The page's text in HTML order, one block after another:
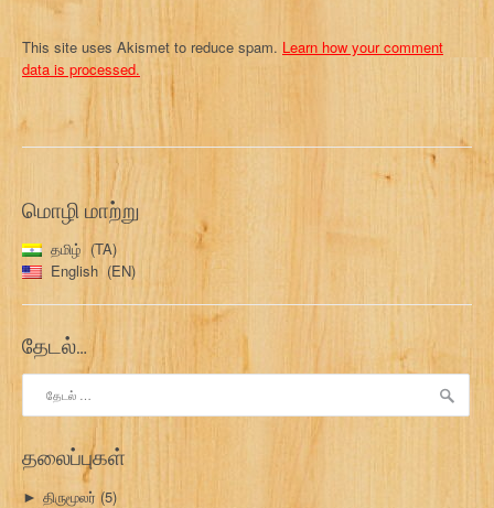
This site uses Akismet to reduce spam. Learn how your comment
data is processed.
மொழி மாற்று
தமிழ்
TA
English
EN
தேடல்…
தேடு:
தலைப்புகள்
► திருமூலர் (5)